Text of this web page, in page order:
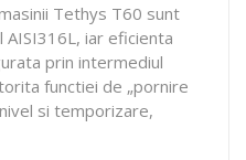
Tethys T60 sunt
iar eficienta
prin intermediul
functiei de „pornire
si temporizare,